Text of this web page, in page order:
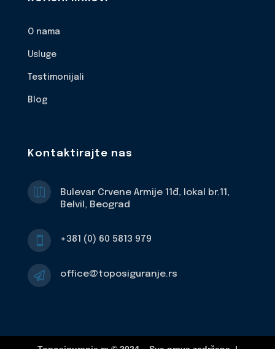
O nama
Usluge
Testimonijali
Blog
Kontaktirajte nas

Bulevar Crvene Armije 11đ, lokal br.11,
Belvil, Beograd
 +381 (0) 60 5813 979
 office@toposiguranje.rs